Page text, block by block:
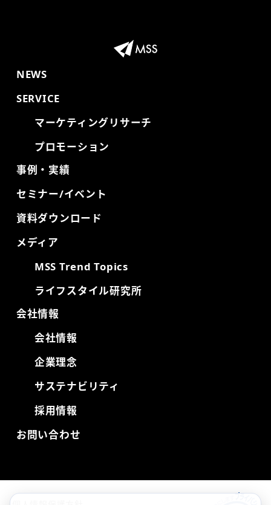
NEWS
SERVICE
マーケティングリサーチ
プロモーション
事例・実績
セミナー/イベント
資料ダウンロード
メディア
MSS Trend Topics
ライフスタイル研究所
会社情報
会社情報
企業理念
サステナビリティ
採用情報
お問い合わせ